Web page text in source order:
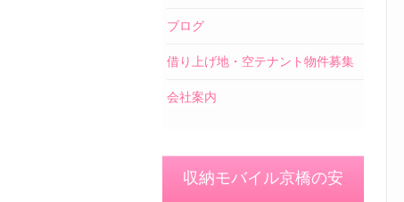
ブログ
借り上げ地・空テナント物件募集
会社案内
収納モバイル京橋の安